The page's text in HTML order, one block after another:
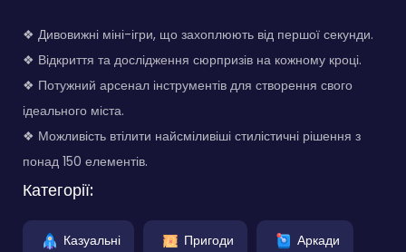
❖ Дивовижні міні-ігри, що захоплюють від першої секунди.
❖ Відкриття та дослідження сюрпризів на кожному кроці.
❖ Потужний арсенал інструментів для створення свого
ідеального міста.
❖ Можливість втілити найсміливіші стилістичні рішення з
понад 150 елементів.
Категорії:
Казуальні Пригоди Аркади